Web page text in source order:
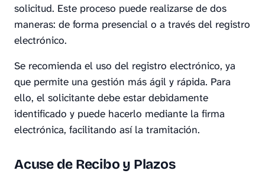
solicitud. Este proceso puede realizarse de dos
maneras: de forma presencial o a través del registro
electrónico.
Se recomienda el uso del registro electrónico, ya
que permite una gestión más ágil y rápida. Para
ello, el solicitante debe estar debidamente
identificado y puede hacerlo mediante la firma
electrónica, facilitando así la tramitación.
Acuse de Recibo y Plazos